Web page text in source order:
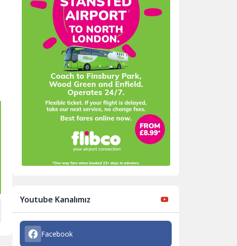
Youtube Kanalımız
Facebook